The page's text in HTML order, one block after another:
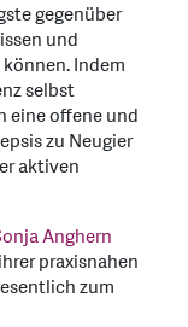
gegenüber
und
Indem
selbst
eine offene und
zu Neugier
aktiven
Anghern
praxisnahen
zum